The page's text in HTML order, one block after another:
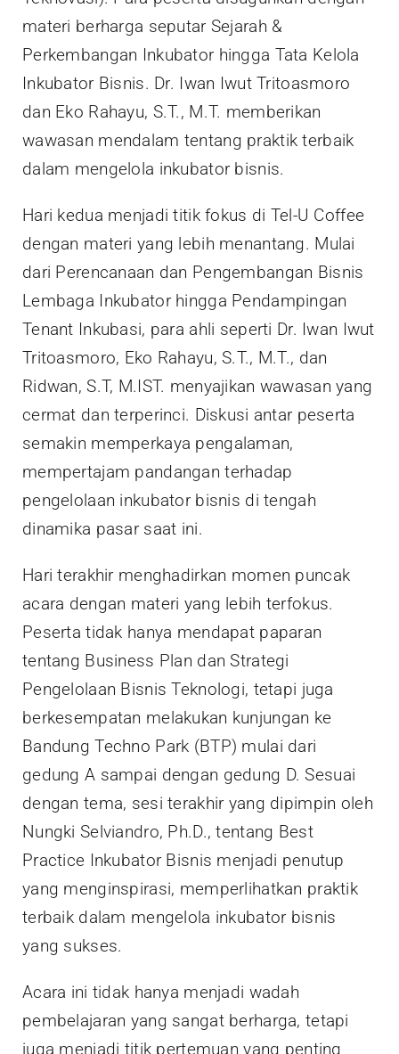
materi berharga seputar Sejarah &
Perkembangan Inkubator hingga Tata Kelola
Inkubator Bisnis. Dr. Iwan Iwut Tritoasmoro
dan Eko Rahayu, S.T., M.T. memberikan
wawasan mendalam tentang praktik terbaik
dalam mengelola inkubator bisnis.
Hari kedua menjadi titik fokus di Tel-U Coffee
dengan materi yang lebih menantang. Mulai
dari Perencanaan dan Pengembangan Bisnis
Lembaga Inkubator hingga Pendampingan
Tenant Inkubasi, para ahli seperti Dr. Iwan Iwut
Tritoasmoro, Eko Rahayu, S.T., M.T., dan
Ridwan, S.T, M.IST. menyajikan wawasan yang
cermat dan terperinci. Diskusi antar peserta
semakin memperkaya pengalaman,
mempertajam pandangan terhadap
pengelolaan inkubator bisnis di tengah
dinamika pasar saat ini.
Hari terakhir menghadirkan momen puncak
acara dengan materi yang lebih terfokus.
Peserta tidak hanya mendapat paparan
tentang Business Plan dan Strategi
Pengelolaan Bisnis Teknologi, tetapi juga
berkesempatan melakukan kunjungan ke
Bandung Techno Park (BTP) mulai dari
gedung A sampai dengan gedung D. Sesuai
dengan tema, sesi terakhir yang dipimpin oleh
Nungki Selviandro, Ph.D., tentang Best
Practice Inkubator Bisnis menjadi penutup
yang menginspirasi, memperlihatkan praktik
terbaik dalam mengelola inkubator bisnis
yang sukses.
Acara ini tidak hanya menjadi wadah
pembelajaran yang sangat berharga, tetapi
juga menjadi titik pertemuan yang penting